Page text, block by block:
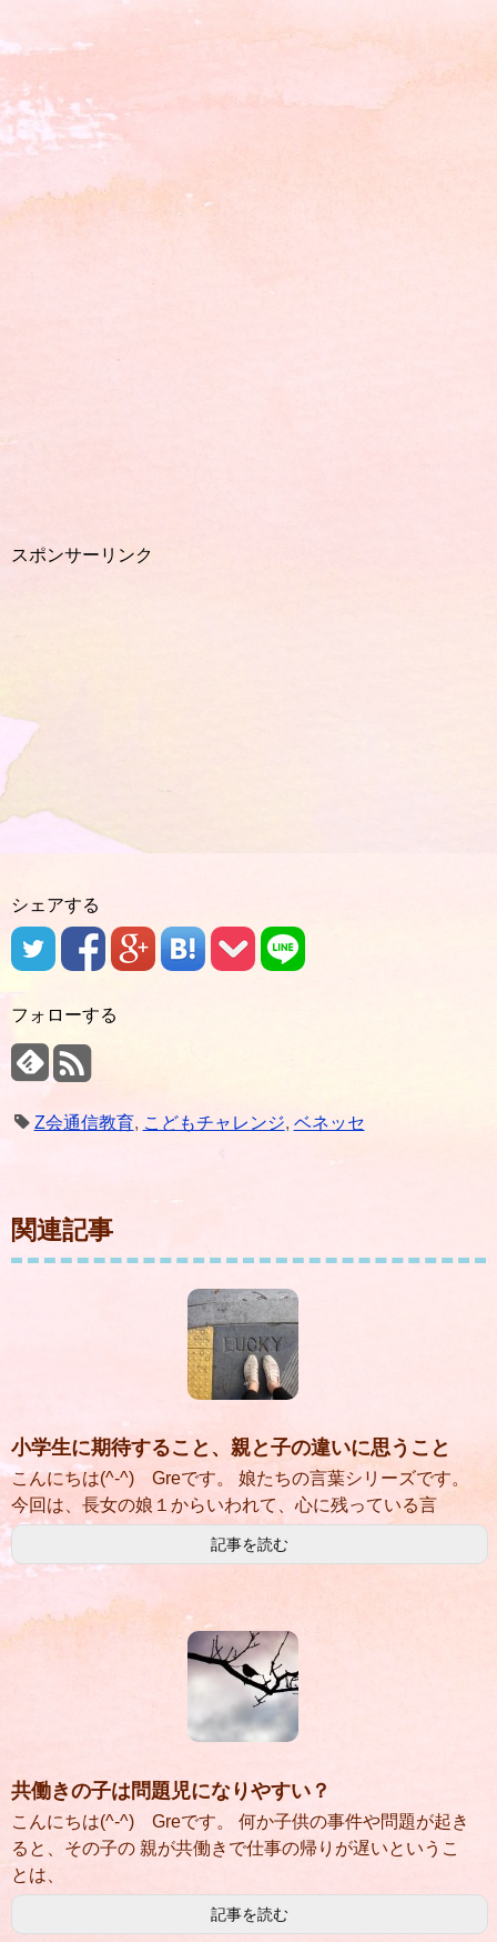
スポンサーリンク
シェアする
フォローする
Z会通信教育, こどもチャレンジ, ベネッセ
関連記事
小学生に期待すること、親と子の違いに思うこと
こんにちは(^-^) Greです。 娘たちの言葉シリーズです。
今回は、長女の娘１からいわれて、心に残っている言
記事を読む
共働きの子は問題児になりやすい？
こんにちは(^-^) Greです。 何か子供の事件や問題が起き
ると、その子の 親が共働きで仕事の帰りが遅いというこ
とは、
記事を読む